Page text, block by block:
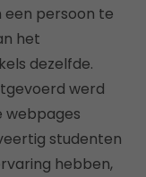
een persoon te
het
dezelfde.
werd
webpages
studenten
hebben,